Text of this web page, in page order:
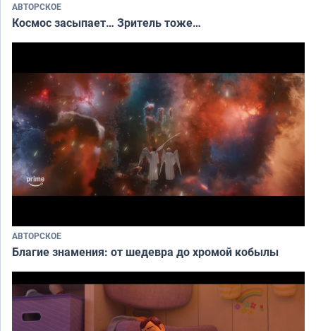
АВТОРСКОЕ
Космос засыпает… Зритель тоже…
АВТОРСКОЕ
Благие знамения: от шедевра до хромой кобылы